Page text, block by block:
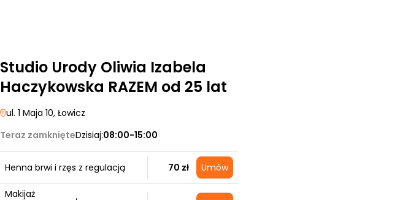
Studio Urody Oliwia Izabela
Haczykowska RAZEM od 25 lat
ul. 1 Maja 10, Łowicz
Teraz zamknięteDzisiaj:08:00-15:00
Henna brwi i rzęs z regulacją 70 zł Umów
Makijaż